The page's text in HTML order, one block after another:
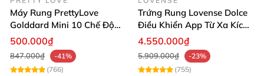
Máy Rung PrettyLove
Golddard Mini 10 Chế Độ
Kích Thích Cực Sướng
500.000₫
847.000₫
-41%
(766)
Trứng Rung Lovense Dolce
Điều Khiển App Từ Xa Kích
Thích
4.550.000₫
5.909.000₫
-23%
(755)